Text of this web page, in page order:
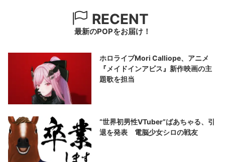
RECENT
最新のPOPをお届け！
ホロライブMori Calliope、アニメ
『メイドインアビス』新作映画の主
題歌を担当
“世界初男性VTuber”ばあちゃる、引
退を発表 電脳少女シロの戦友